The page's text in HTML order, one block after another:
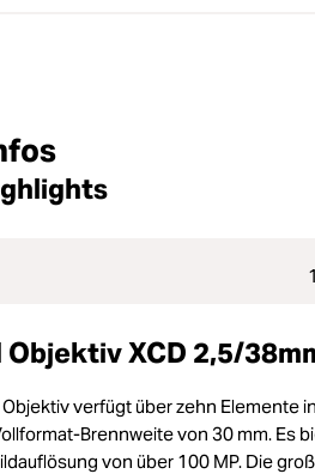
Objektiv XCD 2,5/
verfügt über zehn Elemente
Brennweite von 30 mm. Es
von über 100 MP. Die